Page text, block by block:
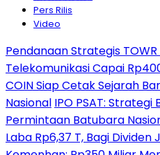
Pers Rilis
Video
Pendanaan Strategis
Telekomunikasi Capai
COIN Siap Cetak Sejarah
Nasional IPO PSAT: Strategi
Permintaan Batubara
Laba Rp6,37 T, Bagi Dividen